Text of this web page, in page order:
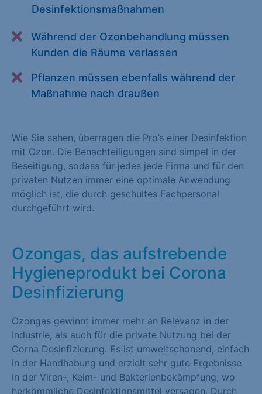
Desinfektionsmaßnahmen
Während der Ozonbehandlung müssen
Kunden die Räume verlassen
Pflanzen müssen ebenfalls während der
Maßnahme nach draußen
Wie Sie sehen, überragen die Pro’s einer Desinfektion
mit Ozon. Die Benachteiligungen sind simpel in der
Beseitigung, sodass für jedes jede Firma und für den
privaten Nutzen immer eine optimale Anwendung
möglich ist, die durch geschultes Fachpersonal
durchgeführt wird.
Ozongas, das aufstrebende
Hygieneprodukt bei Corona
Desinfizierung
Ozongas gewinnt immer mehr an Relevanz in der
Industrie, als auch für die private Nutzung bei der
Corna Desinfizierung. Es ist umweltschonend, einfach
in der Handhabung und erzielt sehr gute Ergebnisse
in der Viren-, Keim- und Bakterienbekämpfung, wo
herkömmliche Desinfektionsmittel versagen. Durch
Alle akzeptieren Speichern
Zurück
Essenzielle Cookies ermöglichen grundlegende Funktionen und
Statistiken (1)
Statistik Cookies erfassen Informationen anonym. Diese
Informationen helfen uns zu verstehen, wie unsere Besucher
unsere Website nutzen. Statistik Cookies erfassen Informationen
anonym. Diese Informationen helfen uns zu verstehen, wie
Cookie-Informationen anzeigen
Marketing (1)
Marketing-Cookies werden von Drittanbietern oder Publishern
dies, indem sie Besucher über Websites hinweg verfolgen.
Cookie-Informationen anzeigen
Externe Medien (1)